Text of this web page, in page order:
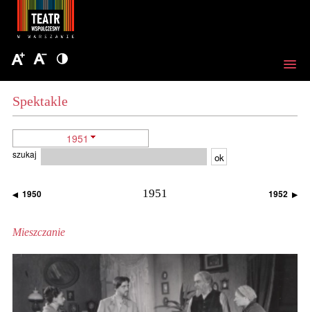
Spektakle
1951
szukaj ok
◀ 1950 1951 1952 ▶
Mieszczanie